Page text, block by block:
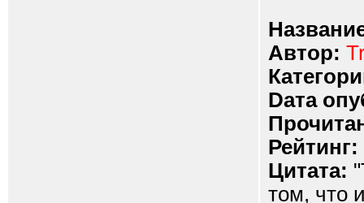
Автор:
Dата
Рейтинг:
Цитата:
том, что